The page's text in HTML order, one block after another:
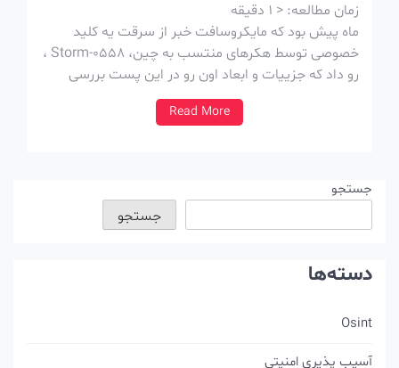
زمان مطالعه:< 1 دقیقه
ماه پیش بود که مایکروسافت خبر از سرقت یه کلید
خصوصی توسط هکرهای منتسب به چین، Storm-0558 ،
رو داد که جزییات و ابعاد اون رو در این پست بررسی
کردیم. چیزی که از این رخداد به جا موند، این بود که
هکرها چطوری به این کلید دسترسی و اونو […]
Read More
جستجو
جستجو
دسته‌ها
Osint
آسیب پذیری امنیتی